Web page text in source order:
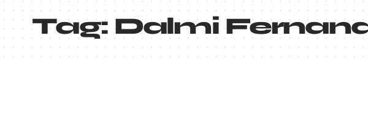
Tag: Dalmi